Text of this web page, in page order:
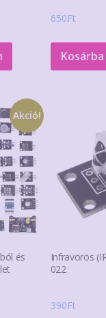
650Ft
Akció!
és
Infravörös
022
390Ft